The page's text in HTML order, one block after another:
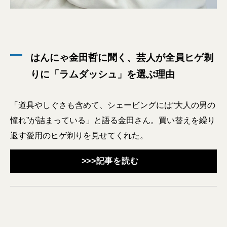
はんにゃ金田哲に聞く、芸人が全員ヒゲ剃
りに「ラムダッシュ」を選ぶ理由
「道具やしぐさも含めて、シェービングには“大人の男の
憧れ”が詰まっている」と語る金田さん。買い替えを繰り
返す愛用のヒゲ剃りを見せてくれた。
>>>記事を読む